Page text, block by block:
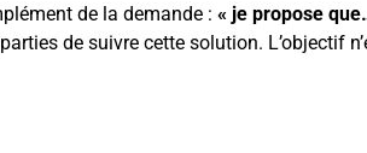
de la demande : « je propose
de suivre cette solution. L’objectif